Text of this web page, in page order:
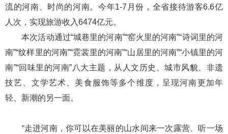
流的河南、时尚的河南。今年1-7月份，全省接待游客6.6亿
人次，实现旅游收入6474亿元。
本次活动通过“城巷里的河南”“窑火里的河南”“诗词里的河
南”“纹样里的河南”“霓裳里的河南”“山居里的河南”“小镇里的河
南”“回味里的河南”八大主题，从人文历史、城市风貌、非遗
技艺、文学艺术、美食服饰等多个维度，呈现河南更加年
轻、新潮的另一面。
“走进河南，你可以在美丽的山水间来一次露营、听一场